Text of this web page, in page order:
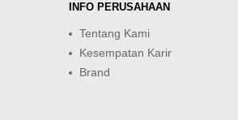
INFO PERUSAHAAN
Tentang Kami
Kesempatan Karir
Brand